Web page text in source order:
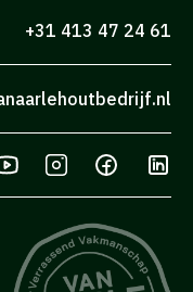
+31 413 47 24 61